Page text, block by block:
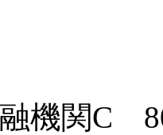
機関C